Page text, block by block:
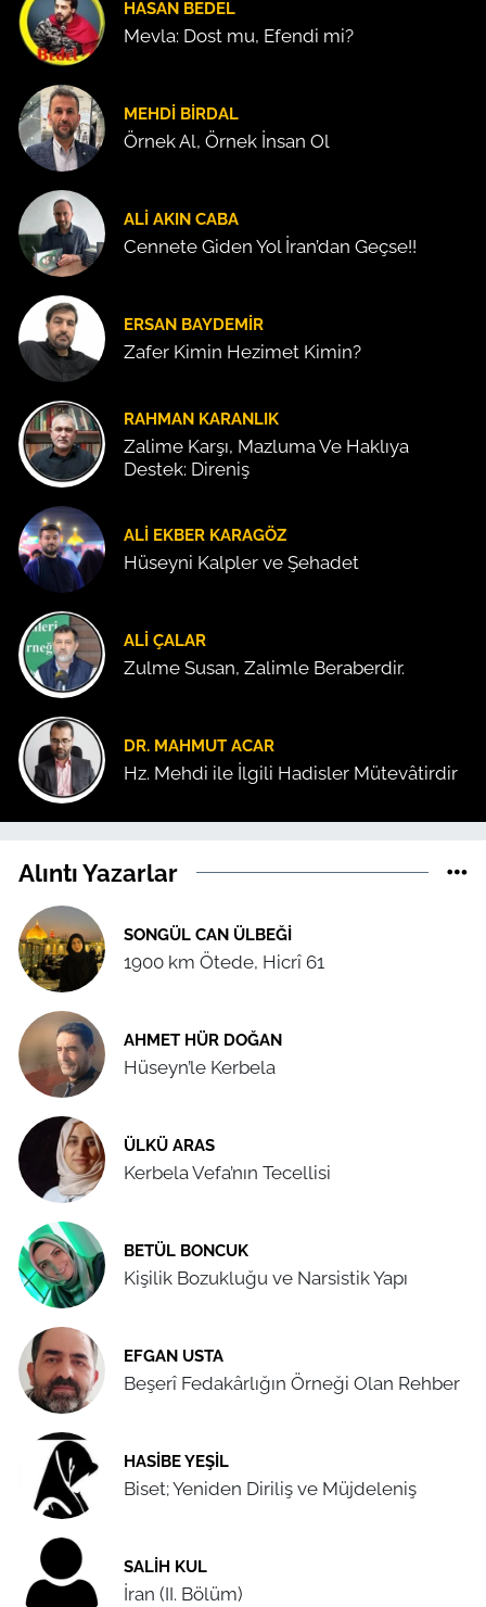
HASAN BEDEL
Mevla: Dost mu, Efendi mi?
MEHDI BIRDAL
Örnek Al, Örnek İnsan Ol
ALI AKIN CABA
Cennete Giden Yol İran’dan Geçse!!
ERSAN BAYDEMIR
Zafer Kimin Hezimet Kimin?
RAHMAN KARANLIK
Zalime Karşı, Mazluma Ve Haklıya
Destek: Direniş
ALI EKBER KARAGÖZ
Hüseyni Kalpler ve Şehadet
ALI ÇALAR
Zulme Susan, Zalimle Beraberdir.
DR. MAHMUT ACAR
Hz. Mehdi ile İlgili Hadisler Mütevâtirdir
Alıntı Yazarlar
SONGÜL CAN ÜLBEĞI
1900 km Ötede, Hicrî 61
AHMET HÜR DOĞAN
Hüseyn’le Kerbela
ÜLKÜ ARAS
Kerbela Vefa’nın Tecellisi
BETÜL BONCUK
Kişilik Bozukluğu ve Narsistik Yapı
EFGAN USTA
Beşerî Fedakârlığın Örneği Olan Rehber
HASIBE YEŞIL
Biset; Yeniden Diriliş ve Müjdeleniş
SALIH KUL
İran (II. Bölüm)